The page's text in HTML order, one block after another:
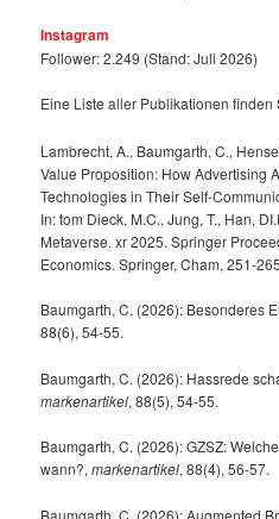
Instagram
Follower: 2.249 (Stand: Juli 2026)
Eine Liste aller Publikationen
Lambrecht, A., Baumgarth, C.,
Value Proposition: How Advertising
Technologies in Their Self-
In: tom Dieck, M.C., Jung, T., Han,
Metaverse. xr 2025. Springer
Economics. Springer, Cham, 251-
Baumgarth, C. (2026): Besonderes
88(6), 54-55.
Baumgarth, C. (2026): Hassrede
markenartikel, 88(5), 54-55.
Baumgarth, C. (2026): GZSZ:
wann?,markenartikel, 88(4), 56-57.
Baumgarth, C. (2026): Augmented